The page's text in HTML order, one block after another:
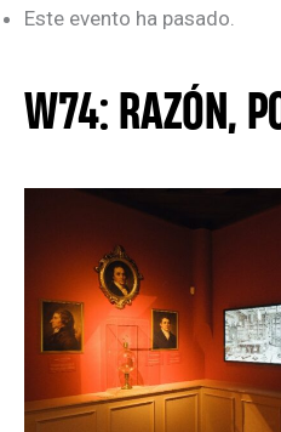
Este evento ha pasado.
W74: RAZÓN,